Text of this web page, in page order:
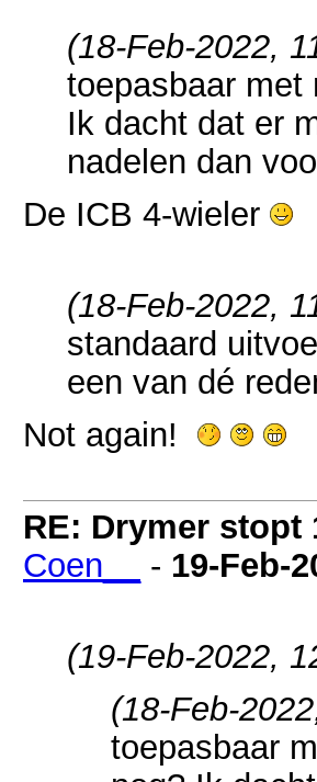
(18-Feb-2022,
toepasbaar met
Ik dacht dat er
nadelen dan
De ICB 4-wieler
(18-Feb-2022,
standaard
een van dé
Not again!
RE: Drymer
Coen__
- 19-Feb-
(19-Feb-2022,
(18-Feb-
toepasbaar